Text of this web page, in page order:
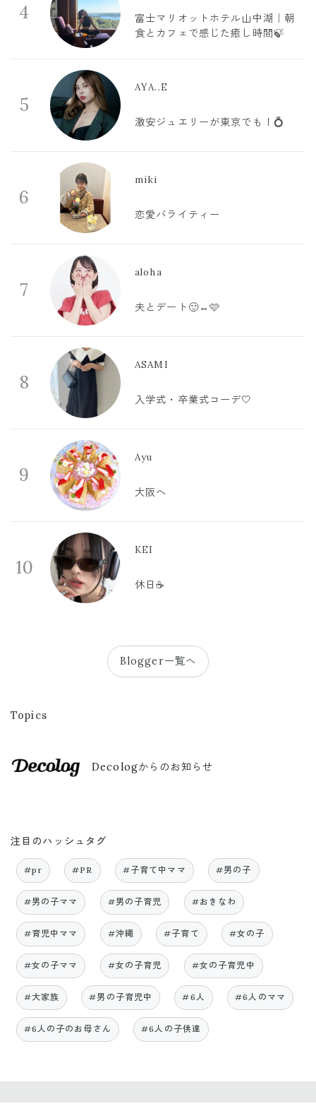
4
富士マリオットホテル山中湖｜朝
食とカフェで感じた癒し時間🍃
5
AYA..E
激安ジュエリーが東京でも！💍
6
miki
恋愛バライティー
7
aloha
夫とデート🙂‍↔️🩷
8
ASAMI
入学式・卒業式コーデ🤍
9
Ayu
大阪へ
10
KEI
休日☕️
Blogger一覧へ
Topics
Decologからのお知らせ
注目のハッシュタグ
#pr #PR #子育て中ママ #男の子
#男の子ママ #男の子育児 #おきなわ
#育児中ママ #沖縄 #子育て #女の子
#女の子ママ #女の子育児 #女の子育児中
#大家族 #男の子育児中 #6人 #6人のママ
#6人の子のお母さん #6人の子供達